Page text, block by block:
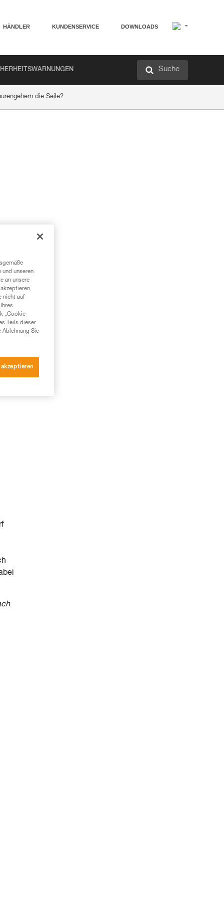
HÄNDLER KUNDENSERVICE DOWNLOADS
Suche
die Seile?
und unseren
an unsere
nicht auf
„Cookie-
Teils dieser
Ablehnung Sie